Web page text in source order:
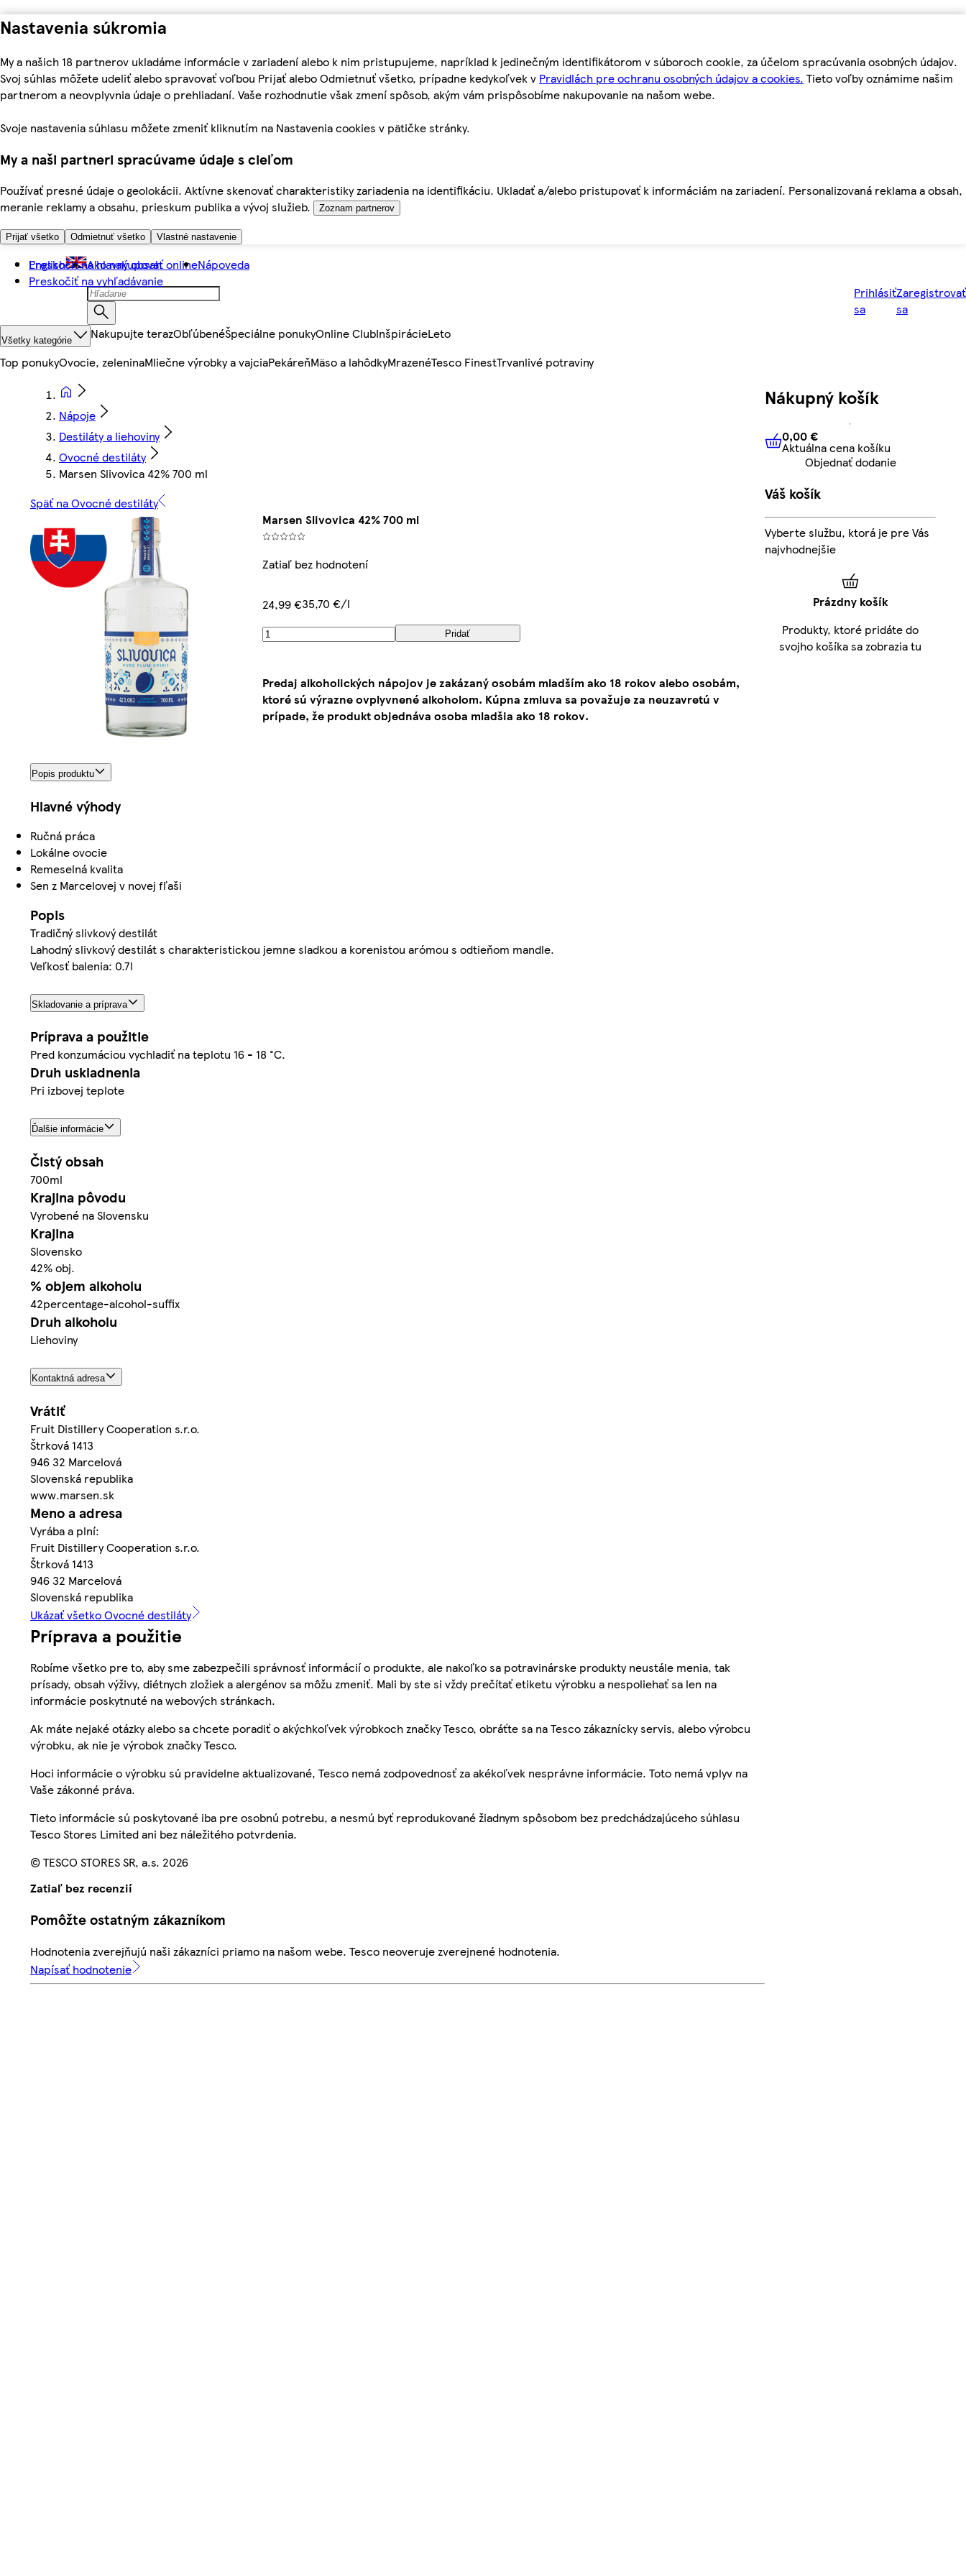
Nastavenia súkromia
My a našich 18 partnerov ukladáme informácie v zariadení alebo k nim pristupujeme, napríklad k jedinečným identifikátorom v súboroch cookie, za účelom spracúvania osobných údajov.
Svoj súhlas môžete udeliť alebo spravovať voľbou Prijať alebo Odmietnuť všetko, prípadne kedykoľvek v Pravidlách pre ochranu osobných údajov a cookies. Tieto voľby oznámime našim
partnerom a neovplyvnia údaje o prehliadaní. Vaše rozhodnutie však zmení spôsob, akým vám prispôsobíme nakupovanie na našom webe.
Svoje nastavenia súhlasu môžete zmeniť kliknutím na Nastavenia cookies v pätičke stránky.
My a naši partneri spracúvame údaje s cieľom
Používať presné údaje o geolokácii. Aktívne skenovať charakteristiky zariadenia na identifikáciu. Ukladať a/alebo pristupovať k informáciám na zariadení. Personalizovaná reklama a obsah,
meranie reklamy a obsahu, prieskum publika a vývoj služieb.
Zoznam partnerov
Prijať všetko Odmietnuť všetko Vlastné nastavenie
Preskočiť na hlavný obsah
Preskočiť na vyhľadávanie
English Ako nakupovať onlineNápoveda
Prihlásiť
sa
Zaregistrovať
sa
Všetky kategórie Nakupujte terazObľúbenéŠpeciálne ponukyOnline ClubInšpirácieLeto
Top ponukyOvocie, zeleninaMliečne výrobky a vajciaPekáreňMäso a lahôdkyMrazenéTesco FinestTrvanlivé potraviny
Nápoje
Destiláty a liehoviny
Ovocné destiláty
Marsen Slivovica 42% 700 ml
Späť na Ovocné destiláty
Marsen Slivovica 42% 700 ml
Zatiaľ bez hodnotení
24,99 €35,70 €/l
Pridať
Predaj alkoholických nápojov je zakázaný osobám mladším ako 18 rokov alebo osobám,
ktoré sú výrazne ovplyvnené alkoholom. Kúpna zmluva sa považuje za neuzavretú v
prípade, že produkt objednáva osoba mladšia ako 18 rokov.
Popis produktu
Hlavné výhody
Ručná práca
Lokálne ovocie
Remeselná kvalita
Sen z Marcelovej v novej fľaši
Popis
Tradičný slivkový destilát
Lahodný slivkový destilát s charakteristickou jemne sladkou a korenistou arómou s odtieňom mandle.
Veľkosť balenia: 0.7l
Skladovanie a príprava
Príprava a použitie
Pred konzumáciou vychladiť na teplotu 16 - 18 °C.
Druh uskladnenia
Pri izbovej teplote
Ďalšie informácie
Čistý obsah
700ml
Krajina pôvodu
Vyrobené na Slovensku
Krajina
Slovensko
42% obj.
% objem alkoholu
42percentage-alcohol-suffix
Druh alkoholu
Liehoviny
Kontaktná adresa
Vrátiť
Fruit Distillery Cooperation s.r.o.
Štrková 1413
946 32 Marcelová
Slovenská republika
www.marsen.sk
Meno a adresa
Vyrába a plní:
Fruit Distillery Cooperation s.r.o.
Štrková 1413
946 32 Marcelová
Slovenská republika
Ukázať všetko Ovocné destiláty
Príprava a použitie
Robíme všetko pre to, aby sme zabezpečili správnosť informácií o produkte, ale nakoľko sa potravinárske produkty neustále menia, tak
prísady, obsah výživy, diétnych zložiek a alergénov sa môžu zmeniť. Mali by ste si vždy prečítať etiketu výrobku a nespoliehať sa len na
informácie poskytnuté na webových stránkach.
Ak máte nejaké otázky alebo sa chcete poradiť o akýchkoľvek výrobkoch značky Tesco, obráťte sa na Tesco zákaznícky servis, alebo výrobcu
výrobku, ak nie je výrobok značky Tesco.
Hoci informácie o výrobku sú pravidelne aktualizované, Tesco nemá zodpovednosť za akékoľvek nesprávne informácie. Toto nemá vplyv na
Vaše zákonné práva.
Tieto informácie sú poskytované iba pre osobnú potrebu, a nesmú byť reprodukované žiadnym spôsobom bez predchádzajúceho súhlasu
Tesco Stores Limited ani bez náležitého potvrdenia.
© TESCO STORES SR, a.s. 2026
Zatiaľ bez recenzií
Pomôžte ostatným zákazníkom
Hodnotenia zverejňujú naši zákazníci priamo na našom webe. Tesco neoveruje zverejnené hodnotenia.
Napísať hodnotenie
Nákupný košík
0,00 € Aktuálna cena košíku
0,00 €
Aktuálna cena košíku
Objednať dodanie
Váš košík
Vyberte službu, ktorá je pre Vás
najvhodnejšie
Prázdny košík
Produkty, ktoré pridáte do
svojho košíka sa zobrazia tu